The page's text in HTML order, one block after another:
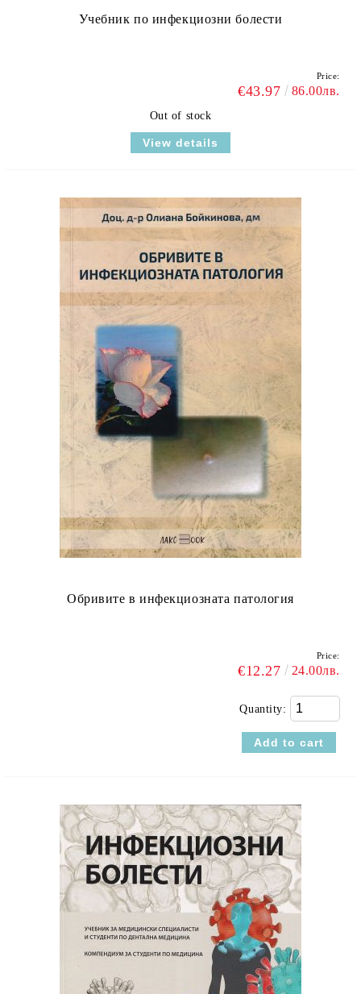
Учебник по инфекциозни болести
Price:
€43.97 86.00лв.
Out of stock
View details
Обривите в инфекциозната патология
Price:
€12.27 24.00лв.
Quantity: